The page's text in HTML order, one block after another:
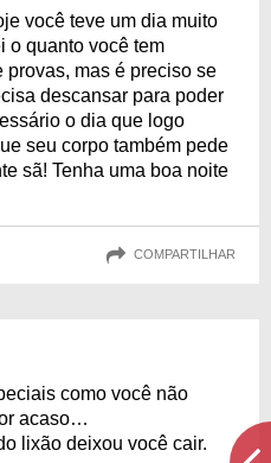
você teve um dia muito
o quanto você tem
mas é preciso se
descansar para poder
o dia que logo
seu corpo também pede
sã! Tenha uma boa noite
COMPARTILHAR
como você não
acaso…
lixão deixou você cair.